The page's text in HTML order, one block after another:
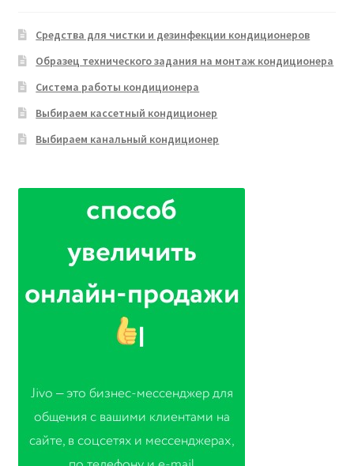
Средства для чистки и дезинфекции кондиционеров
Образец технического задания на монтаж кондиционера
Система работы кондиционера
Выбираем кассетный кондиционер
Выбираем канальный кондиционер